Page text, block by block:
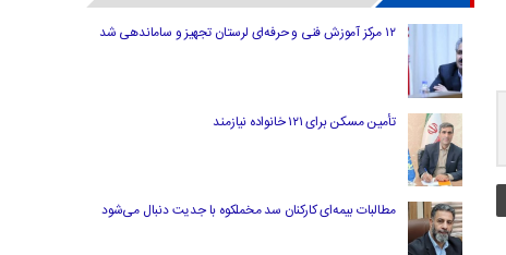
۱۲ مرکز آموزش فنی و حرفه‌ای لرستان تجهیز و ساماندهی شد
تأمین مسکن برای ۱۲۱ خانواده نیازمند
مطالبات بیمه‌ای کارکنان سد مخملکوه با جدیت دنبال می‌شود